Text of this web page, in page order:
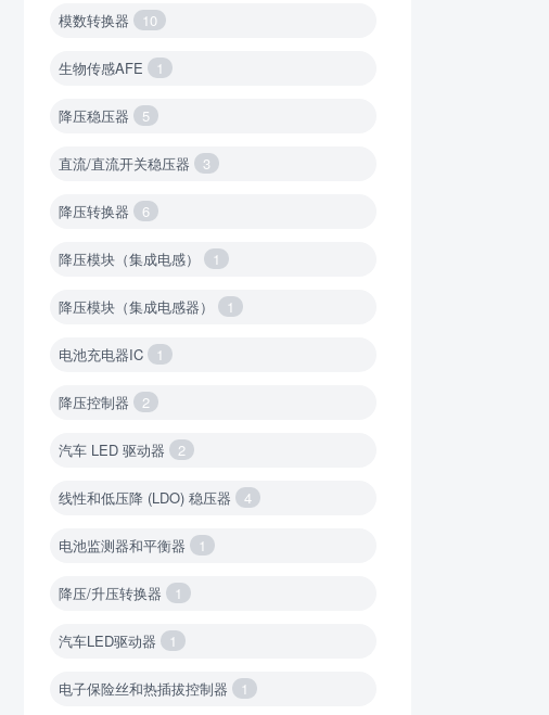
模数转换器 10
生物传感AFE 1
降压稳压器 5
直流/直流开关稳压器 3
降压转换器 6
降压模块（集成电感） 1
降压模块（集成电感器） 1
电池充电器IC 1
降压控制器 2
汽车 LED 驱动器 2
线性和低压降 (LDO) 稳压器 4
电池监测器和平衡器 1
降压/升压转换器 1
汽车LED驱动器 1
电子保险丝和热插拔控制器 1